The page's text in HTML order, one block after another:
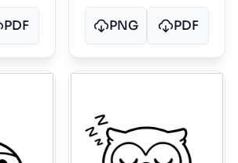
PDF PNG PDF